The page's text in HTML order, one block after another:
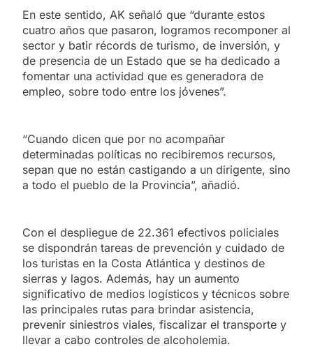
En este sentido, AK señaló que “durante estos
cuatro años que pasaron, logramos recomponer al
sector y batir récords de turismo, de inversión, y
de presencia de un Estado que se ha dedicado a
fomentar una actividad que es generadora de
empleo, sobre todo entre los jóvenes”.
“Cuando dicen que por no acompañar
determinadas políticas no recibiremos recursos,
sepan que no están castigando a un dirigente, sino
a todo el pueblo de la Provincia”, añadió.
Con el despliegue de 22.361 efectivos policiales
se dispondrán tareas de prevención y cuidado de
los turistas en la Costa Atlántica y destinos de
sierras y lagos. Además, hay un aumento
significativo de medios logísticos y técnicos sobre
las principales rutas para brindar asistencia,
prevenir siniestros viales, fiscalizar el transporte y
llevar a cabo controles de alcoholemia.